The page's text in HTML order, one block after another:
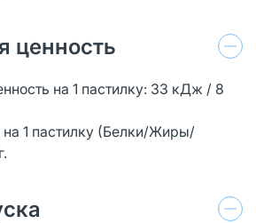
ценность
на 1 пастилку: 33 кДж / 8
1 пастилку (Белки/Жиры/